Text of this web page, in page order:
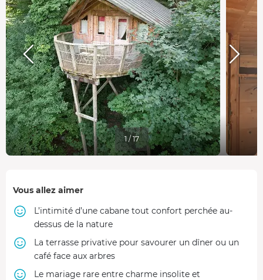
1 / 17
Vous allez aimer
L’intimité d’une cabane tout confort perchée au-
dessus de la nature
La terrasse privative pour savourer un dîner ou un
café face aux arbres
Le mariage rare entre charme insolite et